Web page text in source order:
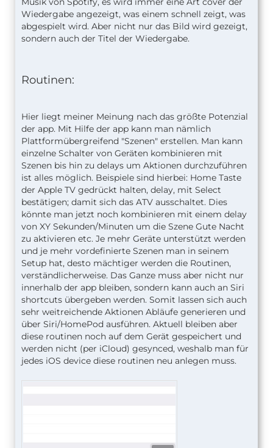
Wiedergabe angezeigt, was einem schnell zeigt, was
abgespielt wird. Aber nicht nur das Bild wird gezeigt,
sondern auch der Titel der Wiedergabe.
Routinen:
Hier liegt meiner Meinung nach das größte Potenzial
der app. Mit Hilfe der app kann man nämlich
Plattformübergreifend "Szenen" erstellen. Man kann
einzelne Schalter von Geräten kombinieren mit
Szenen bis hin zu delays um Aktionen durchzuführen
ist alles möglich. Beispiele sind hierbei: Home Taste
der Apple TV gedrückt halten, delay, mit Select
bestätigen; damit sich das ATV ausschaltet. Dies
könnte man jetzt noch kombinieren mit einem delay
von XY Sekunden/Minuten um die Szene Gute Nacht
zu aktivieren etc. Je mehr Geräte unterstützt werden
und je mehr vordefinierte Szenen man in seinem
Setup hat, desto mächtiger werden die Routinen,
verständlicherweise. Das Ganze muss aber nicht nur
innerhalb der app bleiben, sondern kann auch an Siri
shortcuts übergeben werden. Somit lassen sich auch
sehr weitreichende Aktionen Abläufe generieren und
über Siri/HomePod ausführen. Aktuell bleiben aber
diese routinen noch auf dem Gerät gespeichert und
werden nicht (per iCloud) gesynced, weshalb man für
jedes iOS device diese routinen neu anlegen muss.